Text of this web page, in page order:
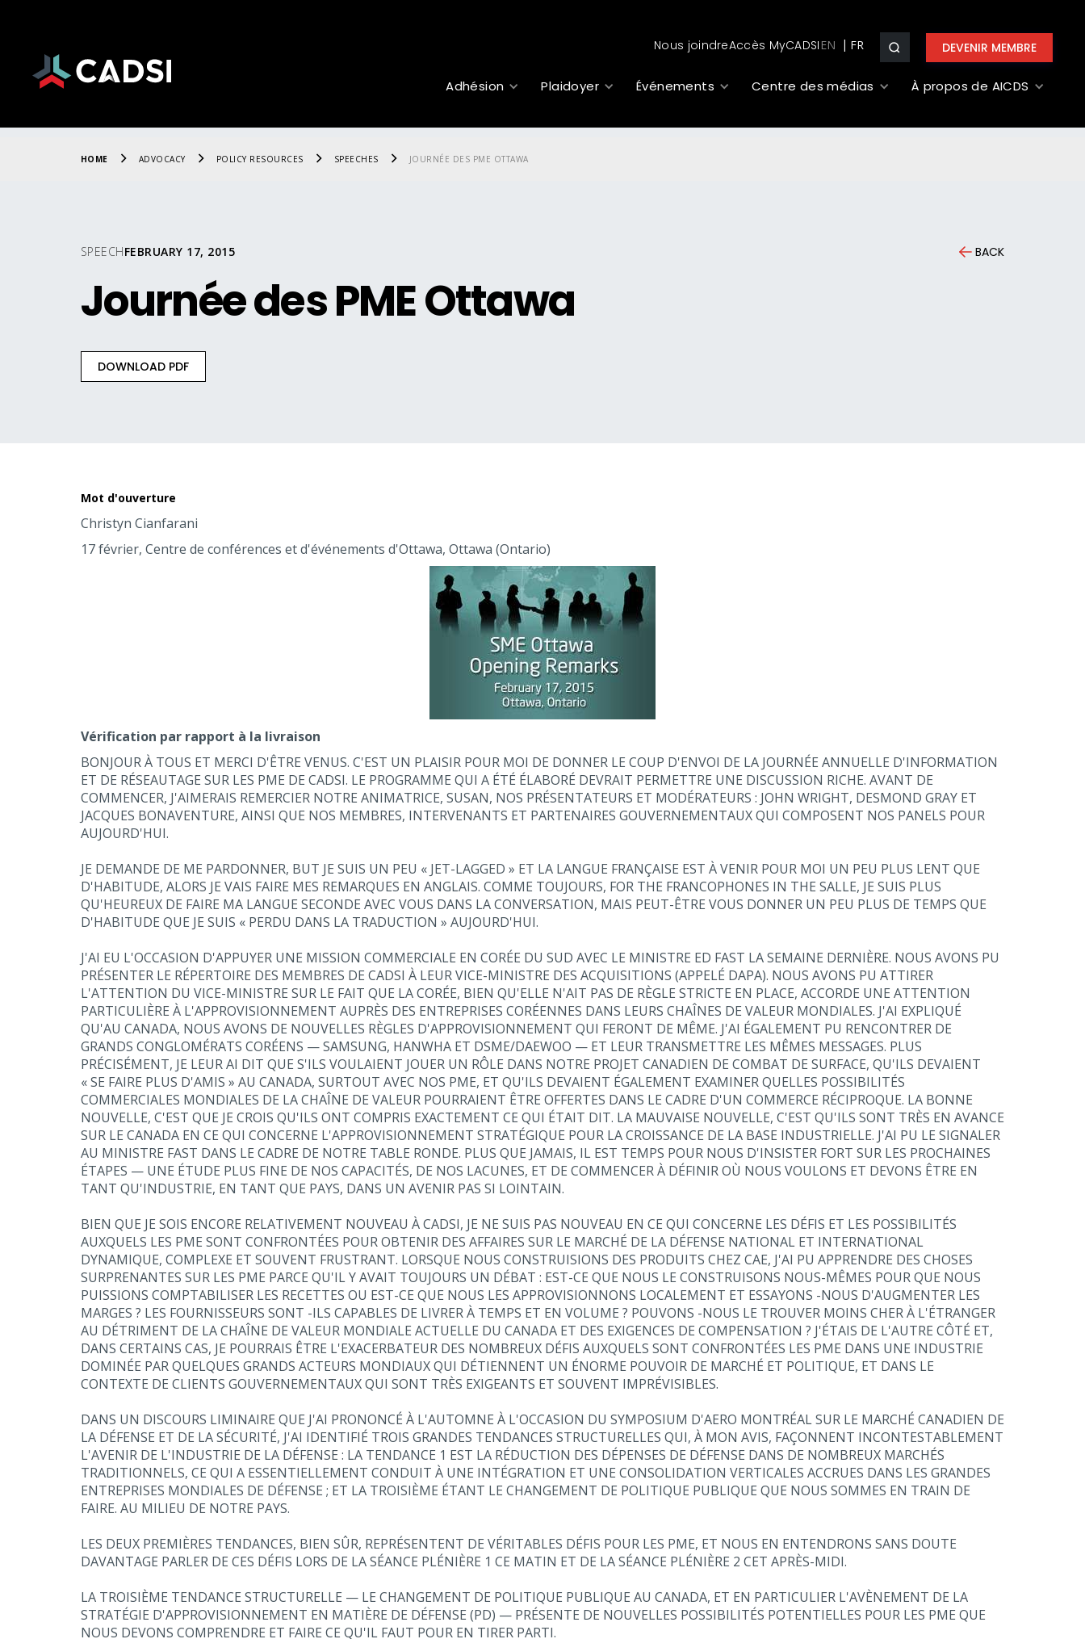
Nous joindreAccès MyCADSI EN DEVENIR MEMBRE
Adhésion Plaidoyer Événements Centre des médias À propos de AICDS
HOME ADVOCACY POLICY RESOURCES SPEECHES JOURNÉE DES PME OTTAWA
SPEECHFEBRUARY 17, 2015 BACK
Journée des PME Ottawa
DOWNLOAD PDF
Mot d'ouverture
Christyn Cianfarani
17 février, Centre de conférences et d'événements d'Ottawa, Ottawa (Ontario)
Vérification par rapport à la livraison
BONJOUR À TOUS ET MERCI D'ÊTRE VENUS. C'EST UN PLAISIR POUR MOI DE DONNER LE COUP D'ENVOI DE LA JOURNÉE ANNUELLE D'INFORMATION
ET DE RÉSEAUTAGE SUR LES PME DE CADSI. LE PROGRAMME QUI A ÉTÉ ÉLABORÉ DEVRAIT PERMETTRE UNE DISCUSSION RICHE. AVANT DE
COMMENCER, J'AIMERAIS REMERCIER NOTRE ANIMATRICE, SUSAN, NOS PRÉSENTATEURS ET MODÉRATEURS : JOHN WRIGHT, DESMOND GRAY ET
JACQUES BONAVENTURE, AINSI QUE NOS MEMBRES, INTERVENANTS ET PARTENAIRES GOUVERNEMENTAUX QUI COMPOSENT NOS PANELS POUR
AUJOURD'HUI.
JE DEMANDE DE ME PARDONNER, BUT JE SUIS UN PEU « JET-LAGGED » ET LA LANGUE FRANÇAISE EST À VENIR POUR MOI UN PEU PLUS LENT QUE
D'HABITUDE, ALORS JE VAIS FAIRE MES REMARQUES EN ANGLAIS. COMME TOUJOURS, FOR THE FRANCOPHONES IN THE SALLE, JE SUIS PLUS
QU'HEUREUX DE FAIRE MA LANGUE SECONDE AVEC VOUS DANS LA CONVERSATION, MAIS PEUT-ÊTRE VOUS DONNER UN PEU PLUS DE TEMPS QUE
D'HABITUDE QUE JE SUIS « PERDU DANS LA TRADUCTION » AUJOURD'HUI.
J'AI EU L'OCCASION D'APPUYER UNE MISSION COMMERCIALE EN CORÉE DU SUD AVEC LE MINISTRE ED FAST LA SEMAINE DERNIÈRE. NOUS AVONS PU
PRÉSENTER LE RÉPERTOIRE DES MEMBRES DE CADSI À LEUR VICE-MINISTRE DES ACQUISITIONS (APPELÉ DAPA). NOUS AVONS PU ATTIRER
L'ATTENTION DU VICE-MINISTRE SUR LE FAIT QUE LA CORÉE, BIEN QU'ELLE N'AIT PAS DE RÈGLE STRICTE EN PLACE, ACCORDE UNE ATTENTION
PARTICULIÈRE À L'APPROVISIONNEMENT AUPRÈS DES ENTREPRISES CORÉENNES DANS LEURS CHAÎNES DE VALEUR MONDIALES. J'AI EXPLIQUÉ
QU'AU CANADA, NOUS AVONS DE NOUVELLES RÈGLES D'APPROVISIONNEMENT QUI FERONT DE MÊME. J'AI ÉGALEMENT PU RENCONTRER DE
GRANDS CONGLOMÉRATS CORÉENS — SAMSUNG, HANWHA ET DSME/DAEWOO — ET LEUR TRANSMETTRE LES MÊMES MESSAGES. PLUS
PRÉCISÉMENT, JE LEUR AI DIT QUE S'ILS VOULAIENT JOUER UN RÔLE DANS NOTRE PROJET CANADIEN DE COMBAT DE SURFACE, QU'ILS DEVAIENT
« SE FAIRE PLUS D'AMIS » AU CANADA, SURTOUT AVEC NOS PME, ET QU'ILS DEVAIENT ÉGALEMENT EXAMINER QUELLES POSSIBILITÉS
COMMERCIALES MONDIALES DE LA CHAÎNE DE VALEUR POURRAIENT ÊTRE OFFERTES DANS LE CADRE D'UN COMMERCE RÉCIPROQUE. LA BONNE
NOUVELLE, C'EST QUE JE CROIS QU'ILS ONT COMPRIS EXACTEMENT CE QUI ÉTAIT DIT. LA MAUVAISE NOUVELLE, C'EST QU'ILS SONT TRÈS EN AVANCE
SUR LE CANADA EN CE QUI CONCERNE L'APPROVISIONNEMENT STRATÉGIQUE POUR LA CROISSANCE DE LA BASE INDUSTRIELLE. J'AI PU LE SIGNALER
AU MINISTRE FAST DANS LE CADRE DE NOTRE TABLE RONDE. PLUS QUE JAMAIS, IL EST TEMPS POUR NOUS D'INSISTER FORT SUR LES PROCHAINES
ÉTAPES — UNE ÉTUDE PLUS FINE DE NOS CAPACITÉS, DE NOS LACUNES, ET DE COMMENCER À DÉFINIR OÙ NOUS VOULONS ET DEVONS ÊTRE EN
TANT QU'INDUSTRIE, EN TANT QUE PAYS, DANS UN AVENIR PAS SI LOINTAIN.
BIEN QUE JE SOIS ENCORE RELATIVEMENT NOUVEAU À CADSI, JE NE SUIS PAS NOUVEAU EN CE QUI CONCERNE LES DÉFIS ET LES POSSIBILITÉS
AUXQUELS LES PME SONT CONFRONTÉES POUR OBTENIR DES AFFAIRES SUR LE MARCHÉ DE LA DÉFENSE NATIONAL ET INTERNATIONAL
DYNAMIQUE, COMPLEXE ET SOUVENT FRUSTRANT. LORSQUE NOUS CONSTRUISIONS DES PRODUITS CHEZ CAE, J'AI PU APPRENDRE DES CHOSES
SURPRENANTES SUR LES PME PARCE QU'IL Y AVAIT TOUJOURS UN DÉBAT : EST-CE QUE NOUS LE CONSTRUISONS NOUS-MÊMES POUR QUE NOUS
PUISSIONS COMPTABILISER LES RECETTES OU EST-CE QUE NOUS LES APPROVISIONNONS LOCALEMENT ET ESSAYONS -NOUS D'AUGMENTER LES
MARGES ? LES FOURNISSEURS SONT -ILS CAPABLES DE LIVRER À TEMPS ET EN VOLUME ? POUVONS -NOUS LE TROUVER MOINS CHER À L'ÉTRANGER
AU DÉTRIMENT DE LA CHAÎNE DE VALEUR MONDIALE ACTUELLE DU CANADA ET DES EXIGENCES DE COMPENSATION ? J'ÉTAIS DE L'AUTRE CÔTÉ ET,
DANS CERTAINS CAS, JE POURRAIS ÊTRE L'EXACERBATEUR DES NOMBREUX DÉFIS AUXQUELS SONT CONFRONTÉES LES PME DANS UNE INDUSTRIE
DOMINÉE PAR QUELQUES GRANDS ACTEURS MONDIAUX QUI DÉTIENNENT UN ÉNORME POUVOIR DE MARCHÉ ET POLITIQUE, ET DANS LE
CONTEXTE DE CLIENTS GOUVERNEMENTAUX QUI SONT TRÈS EXIGEANTS ET SOUVENT IMPRÉVISIBLES.
DANS UN DISCOURS LIMINAIRE QUE J'AI PRONONCÉ À L'AUTOMNE À L'OCCASION DU SYMPOSIUM D'AERO MONTRÉAL SUR LE MARCHÉ CANADIEN DE
LA DÉFENSE ET DE LA SÉCURITÉ, J'AI IDENTIFIÉ TROIS GRANDES TENDANCES STRUCTURELLES QUI, À MON AVIS, FAÇONNENT INCONTESTABLEMENT
L'AVENIR DE L'INDUSTRIE DE LA DÉFENSE : LA TENDANCE 1 EST LA RÉDUCTION DES DÉPENSES DE DÉFENSE DANS DE NOMBREUX MARCHÉS
TRADITIONNELS, CE QUI A ESSENTIELLEMENT CONDUIT À UNE INTÉGRATION ET UNE CONSOLIDATION VERTICALES ACCRUES DANS LES GRANDES
ENTREPRISES MONDIALES DE DÉFENSE ; ET LA TROISIÈME ÉTANT LE CHANGEMENT DE POLITIQUE PUBLIQUE QUE NOUS SOMMES EN TRAIN DE
FAIRE. AU MILIEU DE NOTRE PAYS.
LES DEUX PREMIÈRES TENDANCES, BIEN SÛR, REPRÉSENTENT DE VÉRITABLES DÉFIS POUR LES PME, ET NOUS EN ENTENDRONS SANS DOUTE
DAVANTAGE PARLER DE CES DÉFIS LORS DE LA SÉANCE PLÉNIÈRE 1 CE MATIN ET DE LA SÉANCE PLÉNIÈRE 2 CET APRÈS-MIDI.
LA TROISIÈME TENDANCE STRUCTURELLE — LE CHANGEMENT DE POLITIQUE PUBLIQUE AU CANADA, ET EN PARTICULIER L'AVÈNEMENT DE LA
STRATÉGIE D'APPROVISIONNEMENT EN MATIÈRE DE DÉFENSE (PD) — PRÉSENTE DE NOUVELLES POSSIBILITÉS POTENTIELLES POUR LES PME QUE
NOUS DEVONS COMPRENDRE ET FAIRE CE QU'IL FAUT POUR EN TIRER PARTI.